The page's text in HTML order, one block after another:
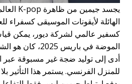
الهائلة لأيقونات الموسيقى كسفراء
كسفير عالمي لشركة ديور، يمكن
الموضة في باريس
أدى إلى توليد ضجة غير مسبوقة عبر